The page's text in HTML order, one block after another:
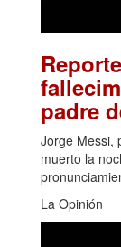
padre
Jorge Messi,
muerto la
La Opinión